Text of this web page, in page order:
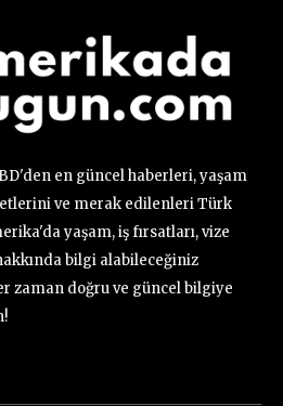
en güncel haberleri, yaşam
ve merak edilenleri Türk
yaşam, iş fırsatları, vize
bilgi alabileceğiniz
zaman doğru ve güncel bilgiye